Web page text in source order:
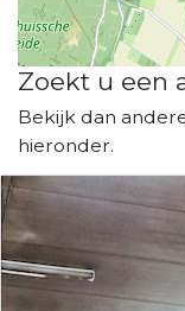
Zoekt u een
Bekijk dan
hieronder.